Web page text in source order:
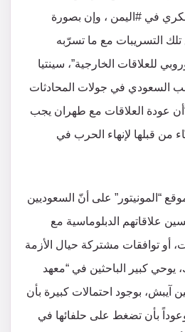
في #اليمن ، وإن بصورة
تلك التسريبات مع ما تسرّبه
للعلاقات الخارجية”، سينتيا
السعودي في جولات المحادثات
عودة العلاقات مع طهران يجب
من قبلها لإنهاء الحرب في
“المونيتور” على أنّ السعوديين
علاقاتهم الدبلوماسية مع
أو توافقات مشتركة حيال الأزمة
يوحي كبير الباحثين في “معهد
آيبش، بوجود احتمالات كبيرة بأن
بأن تضغط على حلفائها في